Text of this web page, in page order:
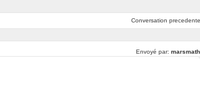
Conversation precedente
Envoyé par: